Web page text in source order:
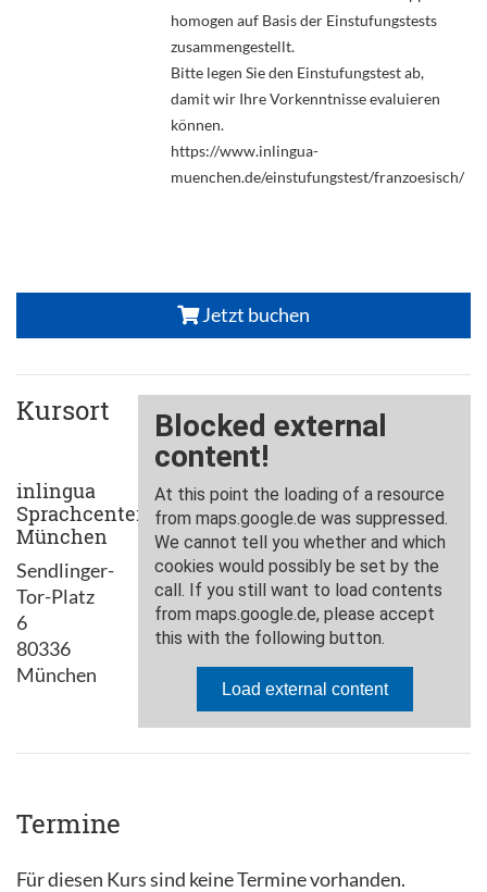
homogen auf Basis der Einstufungstests
zusammengestellt.
Bitte legen Sie den Einstufungstest ab,
damit wir Ihre Vorkenntnisse evaluieren
können.
https://www.inlingua-
muenchen.de/einstufungstest/franzoesisch/
Jetzt buchen
Kursort
inlingua
Sprachcenter
München
Sendlinger-
Tor-Platz
6
80336
München
Termine
Für diesen Kurs sind keine Termine vorhanden.